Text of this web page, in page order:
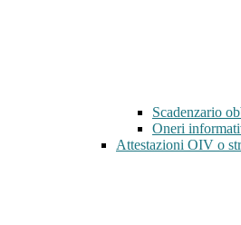
Scadenzario
Oneri
Attestazioni OIV o